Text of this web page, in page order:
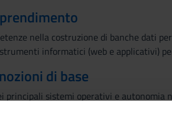
nella costruzione di banche dati
informatici (web e applicativi)
di base
principali sistemi operativi e autonomia